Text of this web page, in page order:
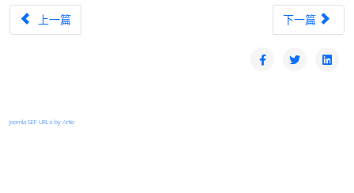
上一篇文章：Windows32位元與64位元的差別?
上一篇 下一篇文章：
下一篇
Joomla SEF URLs by Artio